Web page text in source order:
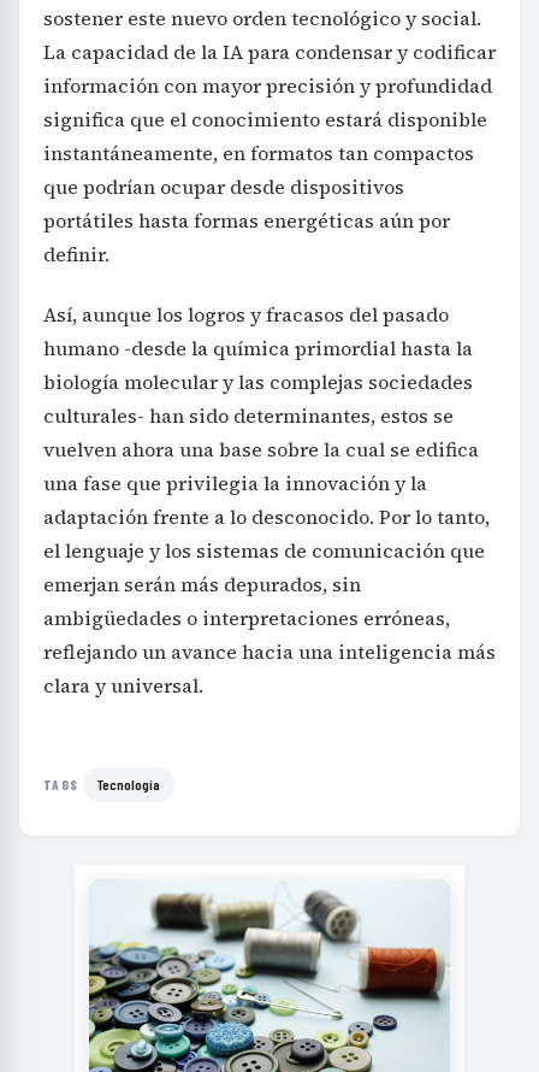
sostener este nuevo orden tecnológico y social.
La capacidad de la IA para condensar y codificar
información con mayor precisión y profundidad
significa que el conocimiento estará disponible
instantáneamente, en formatos tan compactos
que podrían ocupar desde dispositivos
portátiles hasta formas energéticas aún por
definir.
Así, aunque los logros y fracasos del pasado
humano -desde la química primordial hasta la
biología molecular y las complejas sociedades
culturales- han sido determinantes, estos se
vuelven ahora una base sobre la cual se edifica
una fase que privilegia la innovación y la
adaptación frente a lo desconocido. Por lo tanto,
el lenguaje y los sistemas de comunicación que
emerjan serán más depurados, sin
ambigüedades o interpretaciones erróneas,
reflejando un avance hacia una inteligencia más
clara y universal.
TAGS Tecnología